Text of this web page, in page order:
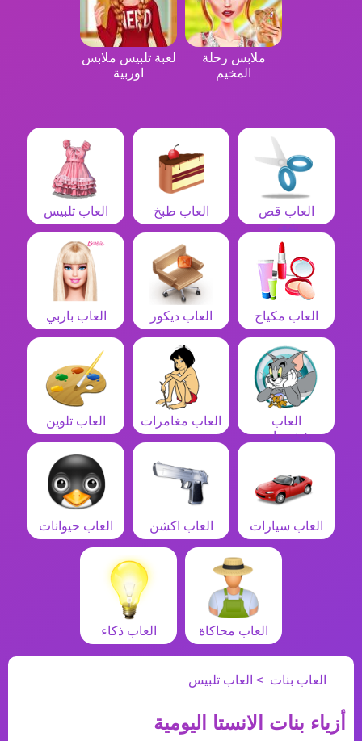
ملابس رحلة
المخيم
لعبة تلبيس ملابس
اوربية
العاب قص
شعر
العاب طبخ العاب تلبيس
العاب مكياج العاب ديكور العاب باربي
العاب
شخصيات
العاب مغامرات العاب تلوين
العاب سيارات العاب اكشن العاب حيوانات
العاب محاكاة العاب ذكاء
العاب بنات العاب تلبيس
أزياء بنات الانستا اليومية